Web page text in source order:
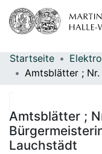
Bereiche &
Statistiken
Startseite
Amtsblätter ;
Lauchstädt